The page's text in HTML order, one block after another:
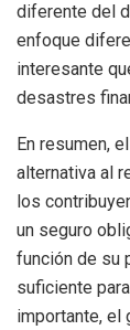
diferente del
enfoque
interesante
desastres
En resumen,
alternativa al
los
un seguro
función de su
suficiente
importante, el